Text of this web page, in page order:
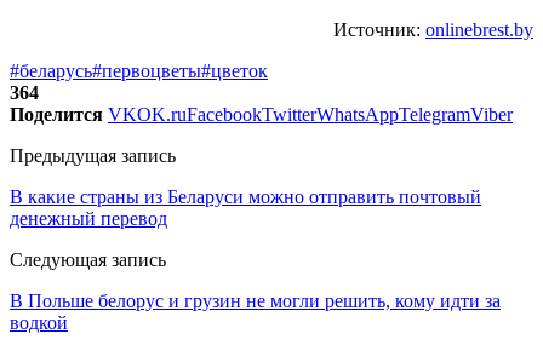
Источник: onlinebrest.by
#беларусь#первоцветы#цветок
364
Поделится VKOK.ruFacebookTwitterWhatsAppTelegramViber
Предыдущая запись
В какие страны из Беларуси можно отправить почтовый
денежный перевод
Следующая запись
В Польше белорус и грузин не могли решить, кому идти за
водкой